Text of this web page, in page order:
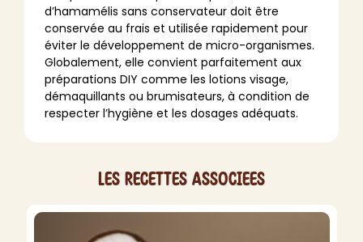
d’hamamélis sans conservateur doit être
conservée au frais et utilisée rapidement pour
éviter le développement de micro-organismes.
Globalement, elle convient parfaitement aux
préparations DIY comme les lotions visage,
démaquillants ou brumisateurs, à condition de
respecter l’hygiène et les dosages adéquats.
Les recettes associees